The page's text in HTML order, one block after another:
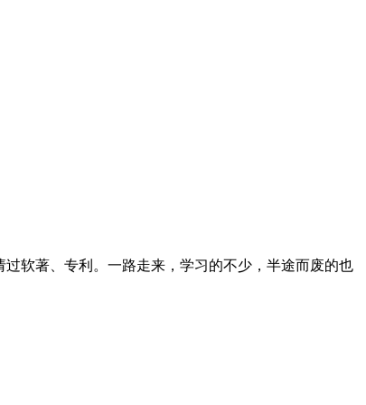
软著、专利。一路走来，学习的不少，半途而废的也